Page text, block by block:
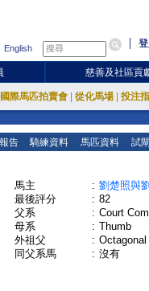
English
慈善及社區貢
際馬匹拍賣會 從化馬場 投注
告 騎練資料 馬匹資料 試
馬主 : 劉楚照與
最後評分
: 82
父系
: Court
母系
: Thumb
外祖父
: Octagonal
同父系馬
: 沒有